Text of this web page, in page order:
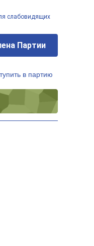
слабовидящих
Партии
в партию